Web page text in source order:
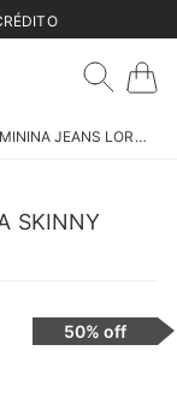
CALÇA FEMININA JEANS LORENA SKINNY
SKINNY
50% off